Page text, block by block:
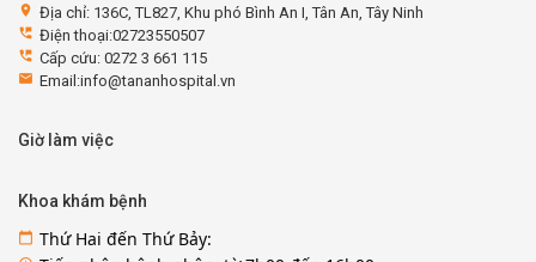
location_on Địa chỉ: 136C, TL827, Khu phó Bình An I, Tân An, Tây Ninh
perm_phone_msg Điện thoại:02723550507
perm_phone_msg Cấp cứu: 0272 3 661 115
email Email:info@tananhospital.vn
Giờ làm việc
Khoa khám bệnh
calendar_today Thứ Hai đến Thứ Bảy: